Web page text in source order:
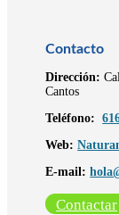
Contacto
Dirección:
Cantos
Teléfono:
Web:
E-mail:
Contactar